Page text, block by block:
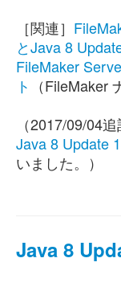
［関連］
とJava 8
FileMaker
ト （FileMaker
（2017/09/04
Java 8 Update
いました。）
Java 8